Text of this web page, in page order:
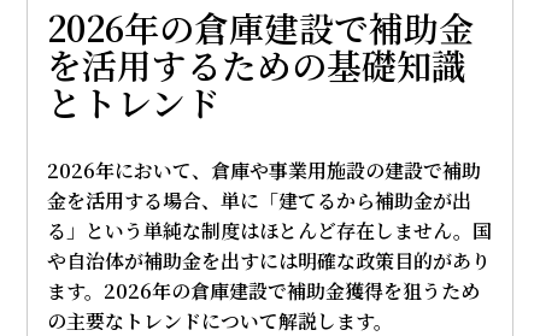
2026年の倉庫建設で補助金
を活用するための基礎知識
とトレンド
2026年において、倉庫や事業用施設の建設で補助
金を活用する場合、単に「建てるから補助金が出
る」という単純な制度はほとんど存在しません。国
や自治体が補助金を出すには明確な政策目的があり
ます。2026年の倉庫建設で補助金獲得を狙うため
の主要なトレンドについて解説します。